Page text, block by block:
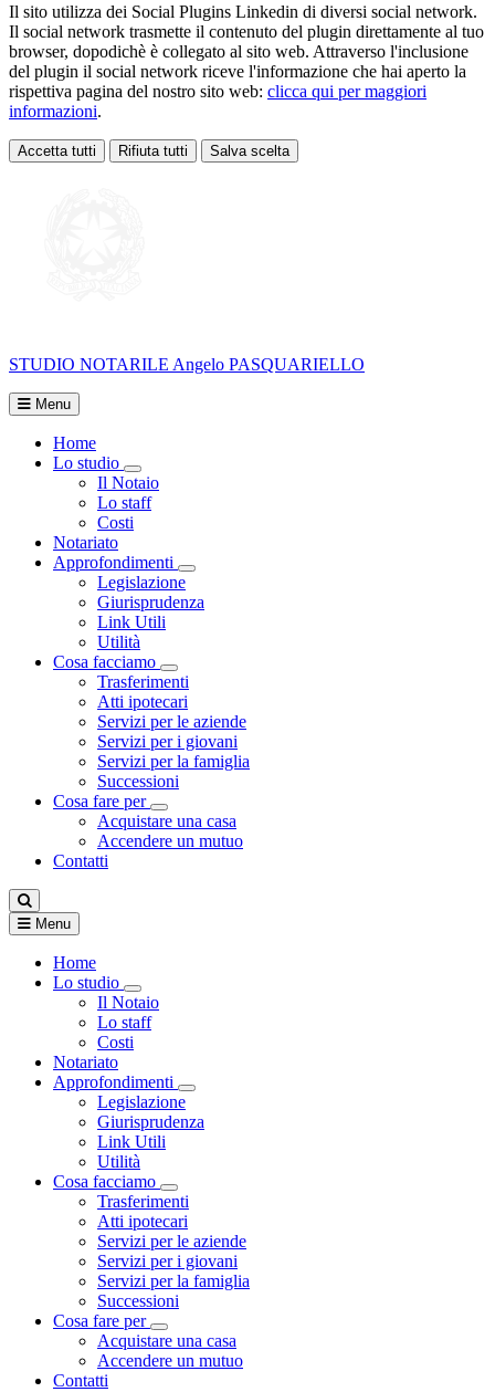
Il sito utilizza dei Social Plugins Linkedin di diversi social network.
Il social network trasmette il contenuto del plugin direttamente al tuo
browser, dopodichè è collegato al sito web. Attraverso l'inclusione
del plugin il social network riceve l'informazione che hai aperto la
rispettiva pagina del nostro sito web: clicca qui per maggiori
informazioni.
Accetta tutti Rifiuta tutti Salva scelta
STUDIO NOTARILE Angelo PASQUARIELLO
Menu
Home
Lo studio
Visualizza menù di secondo livello
Il Notaio
Lo staff
Costi
Notariato
Approfondimenti
Visualizza menù di secondo livello
Legislazione
Giurisprudenza
Link Utili
Utilità
Cosa facciamo
Visualizza menù di secondo livello
Trasferimenti
Atti ipotecari
Servizi per le aziende
Servizi per i giovani
Servizi per la famiglia
Successioni
Cosa fare per
Visualizza menù di secondo livello
Acquistare una casa
Accendere un mutuo
Contatti
Menu
Home
Lo studio
Visualizza menù di secondo livello
Il Notaio
Lo staff
Costi
Notariato
Approfondimenti
Visualizza menù di secondo livello
Legislazione
Giurisprudenza
Link Utili
Utilità
Cosa facciamo
Visualizza menù di secondo livello
Trasferimenti
Atti ipotecari
Servizi per le aziende
Servizi per i giovani
Servizi per la famiglia
Successioni
Cosa fare per
Visualizza menù di secondo livello
Acquistare una casa
Accendere un mutuo
Contatti